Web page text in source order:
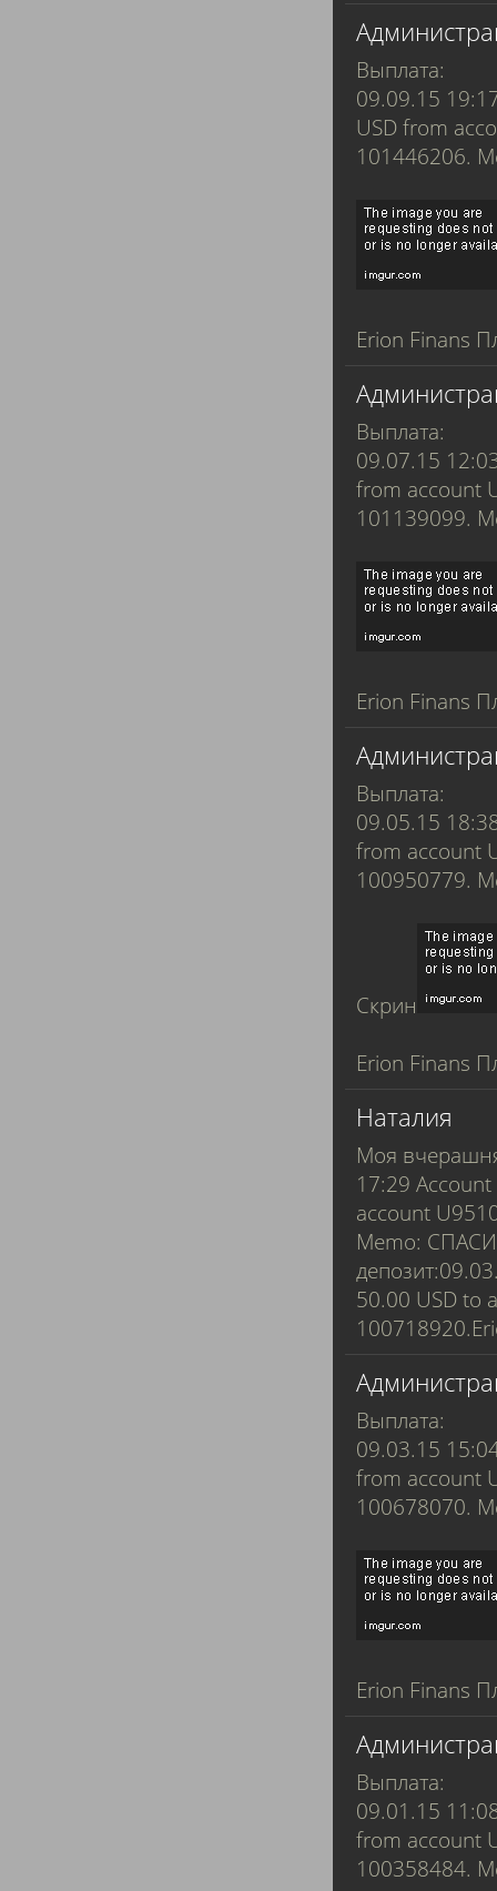
Выплата:
09.09.15
USD from
101446206.
Erion Finans
Выплата:
09.07.15
from account
101139099.
Erion Finans
Выплата:
09.05.15
from account
100950779.
Скрин
Erion Finans
Наталия
Моя
17:29
account
Memo:
50.00 USD to
Выплата:
09.03.15
from account
100678070.
Erion Finans
Выплата:
09.01.15
from account
100358484.